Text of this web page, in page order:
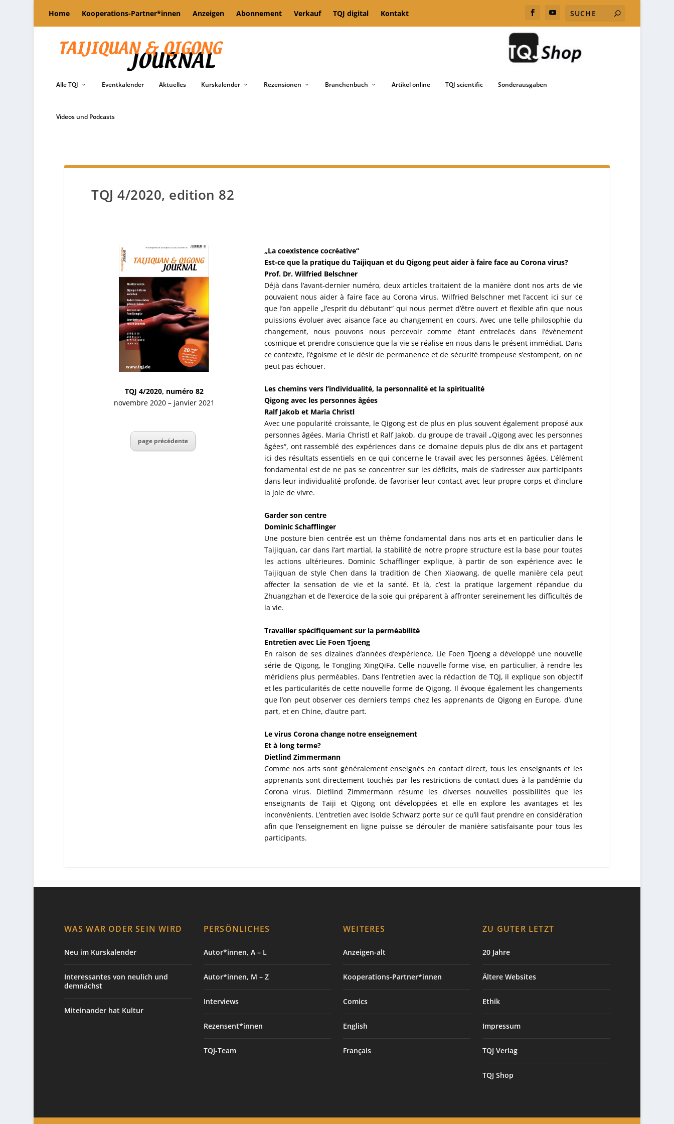
Home Kooperations-Partner*innen Anzeigen Abonnement Verkauf TQJ digital Kontakt
Alle TQJ Eventkalender Aktuelles Kurskalender Rezensionen Branchenbuch Artikel online TQJ scientific Sonderausgaben
Videos und Podcasts
TQJ 4/2020, edition 82
TQJ 4/2020, numéro 82
novembre 2020 – janvier 2021
page précédente
„La coexistence cocréative“
Est-ce que la pratique du Taijiquan et du Qigong peut aider à faire face au Corona virus?
Prof. Dr. Wilfried Belschner
Déjà dans l’avant-dernier numéro, deux articles traitaient de la manière dont nos arts de vie
pouvaient nous aider à faire face au Corona virus. Wilfried Belschner met l’accent ici sur ce
que l’on appelle „l’esprit du débutant“ qui nous permet d’être ouvert et flexible afin que nous
puissions évoluer avec aisance face au changement en cours. Avec une telle philosophie du
changement, nous pouvons nous percevoir comme étant entrelacés dans l’évènement
cosmique et prendre conscience que la vie se réalise en nous dans le présent immédiat. Dans
ce contexte, l’égoisme et le désir de permanence et de sécurité trompeuse s’estompent, on ne
peut pas échouer.
Les chemins vers l’individualité, la personnalité et la spiritualité
Qigong avec les personnes âgées
Ralf Jakob et Maria Christl
Avec une popularité croissante, le Qigong est de plus en plus souvent également proposé aux
personnes âgées. Maria Christl et Ralf Jakob, du groupe de travail „Qigong avec les personnes
âgées“, ont rassemblé des expériences dans ce domaine depuis plus de dix ans et partagent
ici des résultats essentiels en ce qui concerne le travail avec les personnes âgées. L’élément
fondamental est de ne pas se concentrer sur les déficits, mais de s’adresser aux participants
dans leur individualité profonde, de favoriser leur contact avec leur propre corps et d’inclure
la joie de vivre.
Garder son centre
Dominic Schafflinger
Une posture bien centrée est un thème fondamental dans nos arts et en particulier dans le
Taijiquan, car dans l’art martial, la stabilité de notre propre structure est la base pour toutes
les actions ultérieures. Dominic Schafflinger explique, à partir de son expérience avec le
Taijiquan de style Chen dans la tradition de Chen Xiaowang, de quelle manière cela peut
affecter la sensation de vie et la santé. Et là, c’est la pratique largement répandue du
Zhuangzhan et de l’exercice de la soie qui préparent à affronter sereinement les difficultés de
la vie.
Travailler spécifiquement sur la perméabilité
Entretien avec Lie Foen Tjoeng
En raison de ses dizaines d’années d’expérience, Lie Foen Tjoeng a développé une nouvelle
série de Qigong, le TongJing XingQiFa. Celle nouvelle forme vise, en particulier, à rendre les
méridiens plus perméables. Dans l’entretien avec la rédaction de TQJ, il explique son objectif
et les particularités de cette nouvelle forme de Qigong. Il évoque également les changements
que l’on peut observer ces derniers temps chez les apprenants de Qigong en Europe, d’une
part, et en Chine, d’autre part.
Le virus Corona change notre enseignement
Et à long terme?
Dietlind Zimmermann
Comme nos arts sont généralement enseignés en contact direct, tous les enseignants et les
apprenants sont directement touchés par les restrictions de contact dues à la pandémie du
Corona virus. Dietlind Zimmermann résume les diverses nouvelles possibilités que les
enseignants de Taiji et Qigong ont développées et elle en explore les avantages et les
inconvénients. L’entretien avec Isolde Schwarz porte sur ce qu’il faut prendre en considération
afin que l’enseignement en ligne puisse se dérouler de manière satisfaisante pour tous les
participants.
WAS WAR ODER SEIN WIRD
Neu im Kurskalender
Interessantes von neulich und
demnächst
Miteinander hat Kultur
PERSÖNLICHES
Autor*innen, A – L
Autor*innen, M – Z
Interviews
Rezensent*innen
TQJ-Team
WEITERES
Anzeigen-alt
Kooperations-Partner*innen
Comics
English
Français
ZU GUTER LETZT
20 Jahre
Ältere Websites
Ethik
Impressum
TQJ Verlag
TQJ Shop